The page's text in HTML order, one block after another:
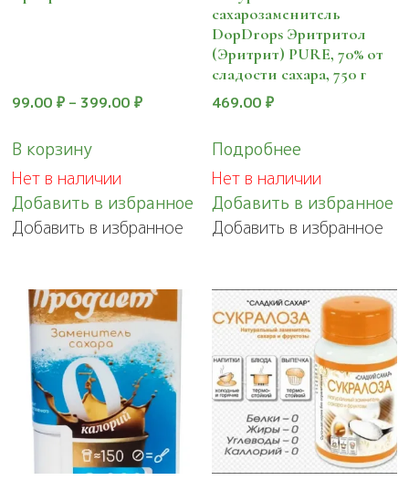
99.00 ₽ – 399.00 ₽
В корзину
имеет
несколько
вариаций.
выбрать
на
странице
товара.
Нет в наличии
Добавить в избранное
Добавить в избранное
сахарозаменитель
DopDrops Эритритол
(Эритрит) PURE, 70% от
сладости сахара, 750 г
469.00₽
Подробнее
Нет в наличии
Добавить в избранное
Добавить в избранное